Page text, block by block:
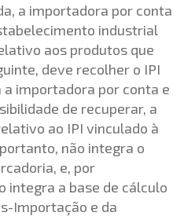
a importadora por conta
industrial
aos produtos que
deve recolher o IPI
importadora por conta e
de recuperar, a
ao IPI vinculado à
não integra o
e, por
integra a base de cálculo
Importação e da